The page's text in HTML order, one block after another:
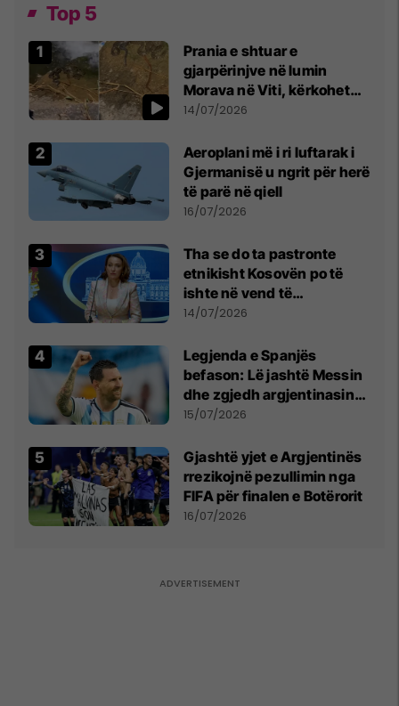
Top 5
Prania e shtuar e
gjarpërinjve në lumin
Morava në Viti, kërkohet
kujdes nga qytetarët
14/07/2026
Aeroplani më i ri luftarak i
Gjermanisë u ngrit për herë
të parë në qiell
16/07/2026
Tha se do ta pastronte
etnikisht Kosovën po të
ishte në vend të
Millosheviqit, Lëvizja e
kërkon shkarkimin e
menjëhershëm të
Snezhana Paunoviq
14/07/2026
Legjenda e Spanjës
befason: Lë jashtë Messin
dhe zgjedh argjentinasin
më të mirë në botë
15/07/2026
Gjashtë yjet e Argjentinës
rrezikojnë pezullimin nga
FIFA për finalen e Botërorit
16/07/2026